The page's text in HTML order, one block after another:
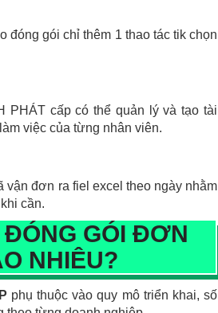
gói chỉ thêm 1 thao tác tik chọn
PHÁT cấp có thể quản lý và tạo tài
việc của từng nhân viên.
vận đơn ra fiel excel theo ngày nhằm
cần.
ĐÓNG GÓI ĐƠN
NHIÊU?
phụ thuộc vào quy mô triển khai, số